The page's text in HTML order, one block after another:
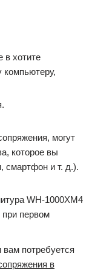
в хотите
компьютеру,
могут
которое вы
смартфон и т. д.).
WH-1000XM4
при первом
потребуется
в